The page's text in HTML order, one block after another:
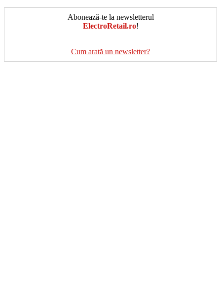
Abonează-te la newsletterul
ElectroRetail.ro!
Cum arată un newsletter?